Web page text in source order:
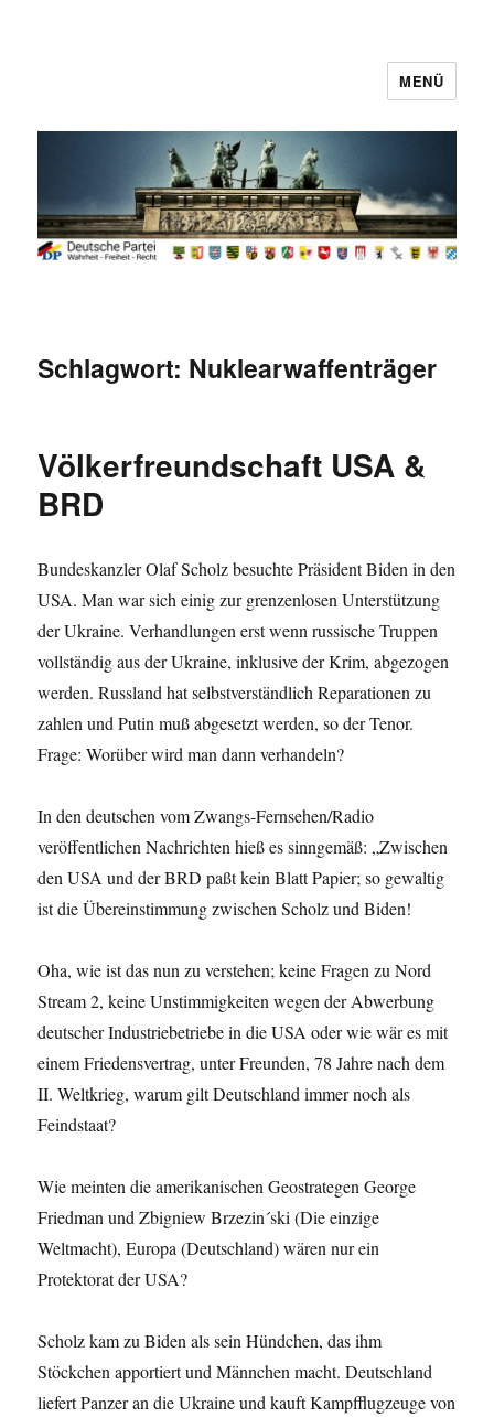
MENÜ
Schlagwort: Nuklearwaffenträger
Völkerfreundschaft USA &
BRD
Bundeskanzler Olaf Scholz besuchte Präsident Biden in den
USA. Man war sich einig zur grenzenlosen Unterstützung
der Ukraine. Verhandlungen erst wenn russische Truppen
vollständig aus der Ukraine, inklusive der Krim, abgezogen
werden. Russland hat selbstverständlich Reparationen zu
zahlen und Putin muß abgesetzt werden, so der Tenor.
Frage: Worüber wird man dann verhandeln?
In den deutschen vom Zwangs-Fernsehen/Radio
veröffentlichen Nachrichten hieß es sinngemäß: „Zwischen
den USA und der BRD paßt kein Blatt Papier; so gewaltig
ist die Übereinstimmung zwischen Scholz und Biden!
Oha, wie ist das nun zu verstehen; keine Fragen zu Nord
Stream 2, keine Unstimmigkeiten wegen der Abwerbung
deutscher Industriebetriebe in die USA oder wie wär es mit
einem Friedensvertrag, unter Freunden, 78 Jahre nach dem
II. Weltkrieg, warum gilt Deutschland immer noch als
Feindstaat?
Wie meinten die amerikanischen Geostrategen George
Friedman und Zbigniew Brzezin´ski (Die einzige
Weltmacht), Europa (Deutschland) wären nur ein
Protektorat der USA?
Scholz kam zu Biden als sein Hündchen, das ihm
Stöckchen apportiert und Männchen macht. Deutschland
liefert Panzer an die Ukraine und kauft Kampfflugzeuge von